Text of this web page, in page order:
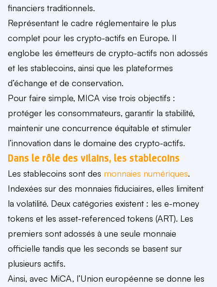
financiers traditionnels.
Représentant le cadre réglementaire le plus
complet pour les crypto-actifs en Europe. Il
englobe les émetteurs de crypto-actifs non adossés
et les stablecoins, ainsi que les plateformes
d’échange et de conservation.
Pour faire simple, MICA vise trois objectifs :
protéger les consommateurs, garantir la stabilité,
maintenir une concurrence équitable et stimuler
l’innovation dans le domaine des crypto-actifs.
Dans le rôle des vilains, les stablecoins
Les stablecoins sont des monnaies numériques.
Indexées sur des monnaies fiduciaires, elles limitent
la volatilité. Deux catégories existent : les e-money
tokens et les asset-referenced tokens (ART). Les
premiers sont adossés à une seule monnaie
officielle tandis que les seconds se basent sur
plusieurs actifs.
Ainsi, avec MiCA, l’Union européenne se donne les